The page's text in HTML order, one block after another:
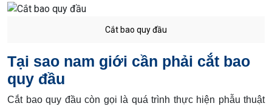
Cắt bao quy đầu
Tại sao nam giới cần phải cắt bao
quy đầu
Cắt bao quy đầu còn gọi là quá trình thực hiện phẫu thuật